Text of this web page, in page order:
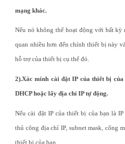
Nam
mạng khác.
Nếu nó không thể hoạt động với bất kỳ
quan nhiều hơn đến chính thiết bị này
hỗ trợ của thiết bị cụ thể đó.
2).Xác minh cài đặt IP của thiết bị
DHCP hoặc lấy địa chỉ IP tự động.
Nếu cài đặt IP của thiết bị của bạn là
thủ công địa chỉ IP, subnet mask, cổng
thiết bị của bạn.